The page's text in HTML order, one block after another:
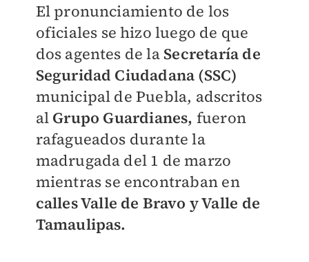
El pronunciamiento de los
oficiales se hizo luego de que
dos agentes de laSecretaría de
Seguridad Ciudadana (SSC)
municipal de Puebla, adscritos
al Grupo Guardianes, fueron
rafagueados durante la
madrugada del 1 de marzo
mientras se encontraban en
calles Valle de Bravo y Valle de
Tamaulipas.